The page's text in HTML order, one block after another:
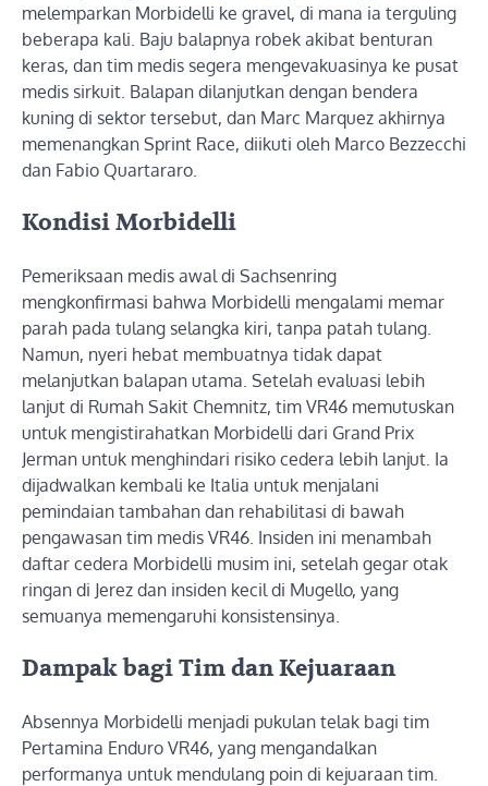
melemparkan Morbidelli ke gravel, di mana ia terguling
beberapa kali. Baju balapnya robek akibat benturan
keras, dan tim medis segera mengevakuasinya ke pusat
medis sirkuit. Balapan dilanjutkan dengan bendera
kuning di sektor tersebut, dan Marc Marquez akhirnya
memenangkan Sprint Race, diikuti oleh Marco Bezzecchi
dan Fabio Quartararo.
Kondisi Morbidelli
Pemeriksaan medis awal di Sachsenring
mengkonfirmasi bahwa Morbidelli mengalami memar
parah pada tulang selangka kiri, tanpa patah tulang.
Namun, nyeri hebat membuatnya tidak dapat
melanjutkan balapan utama. Setelah evaluasi lebih
lanjut di Rumah Sakit Chemnitz, tim VR46 memutuskan
untuk mengistirahatkan Morbidelli dari Grand Prix
Jerman untuk menghindari risiko cedera lebih lanjut. Ia
dijadwalkan kembali ke Italia untuk menjalani
pemindaian tambahan dan rehabilitasi di bawah
pengawasan tim medis VR46. Insiden ini menambah
daftar cedera Morbidelli musim ini, setelah gegar otak
ringan di Jerez dan insiden kecil di Mugello, yang
semuanya memengaruhi konsistensinya.
Dampak bagi Tim dan Kejuaraan
Absennya Morbidelli menjadi pukulan telak bagi tim
Pertamina Enduro VR46, yang mengandalkan
performanya untuk mendulang poin di kejuaraan tim.